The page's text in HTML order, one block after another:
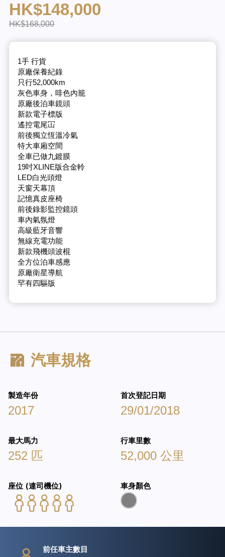
HK$148,000
HK$168,000
1手 行貨
原廠保養紀錄
只行52,000km
灰色車身，啡色內籠
原廠後泊車鏡頭
新款電子標版
遙控電尾冚
前後獨立恆溫冷氣
特大車廂空間
全車已做九鍍膜
19吋XLINE版合金軨
LED白光頭燈
天窗天幕頂
記憶真皮座椅
前後錄影監控鏡頭
車內氣氛燈
高級藍牙音響
無線充電功能
新款飛機頭波棍
全方位泊車感應
原廠衛星導航
罕有四驅版
汽車規格
製造年份
2017
首次登記日期
29/01/2018
最大馬力
252 匹
行車里數
52,000 公里
座位 (連司機位) 車身顏色
前任車主數目